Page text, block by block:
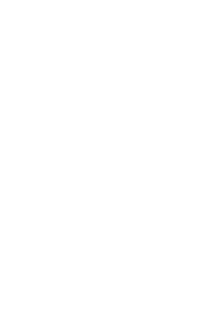
EUR, wird außerdem ein
bis zur Minijob-Grenze